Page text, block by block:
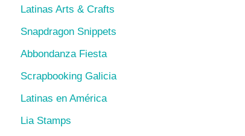
Latinas Arts & Crafts
Snapdragon Snippets
Abbondanza Fiesta
Scrapbooking Galicia
Latinas en América
Lia Stamps